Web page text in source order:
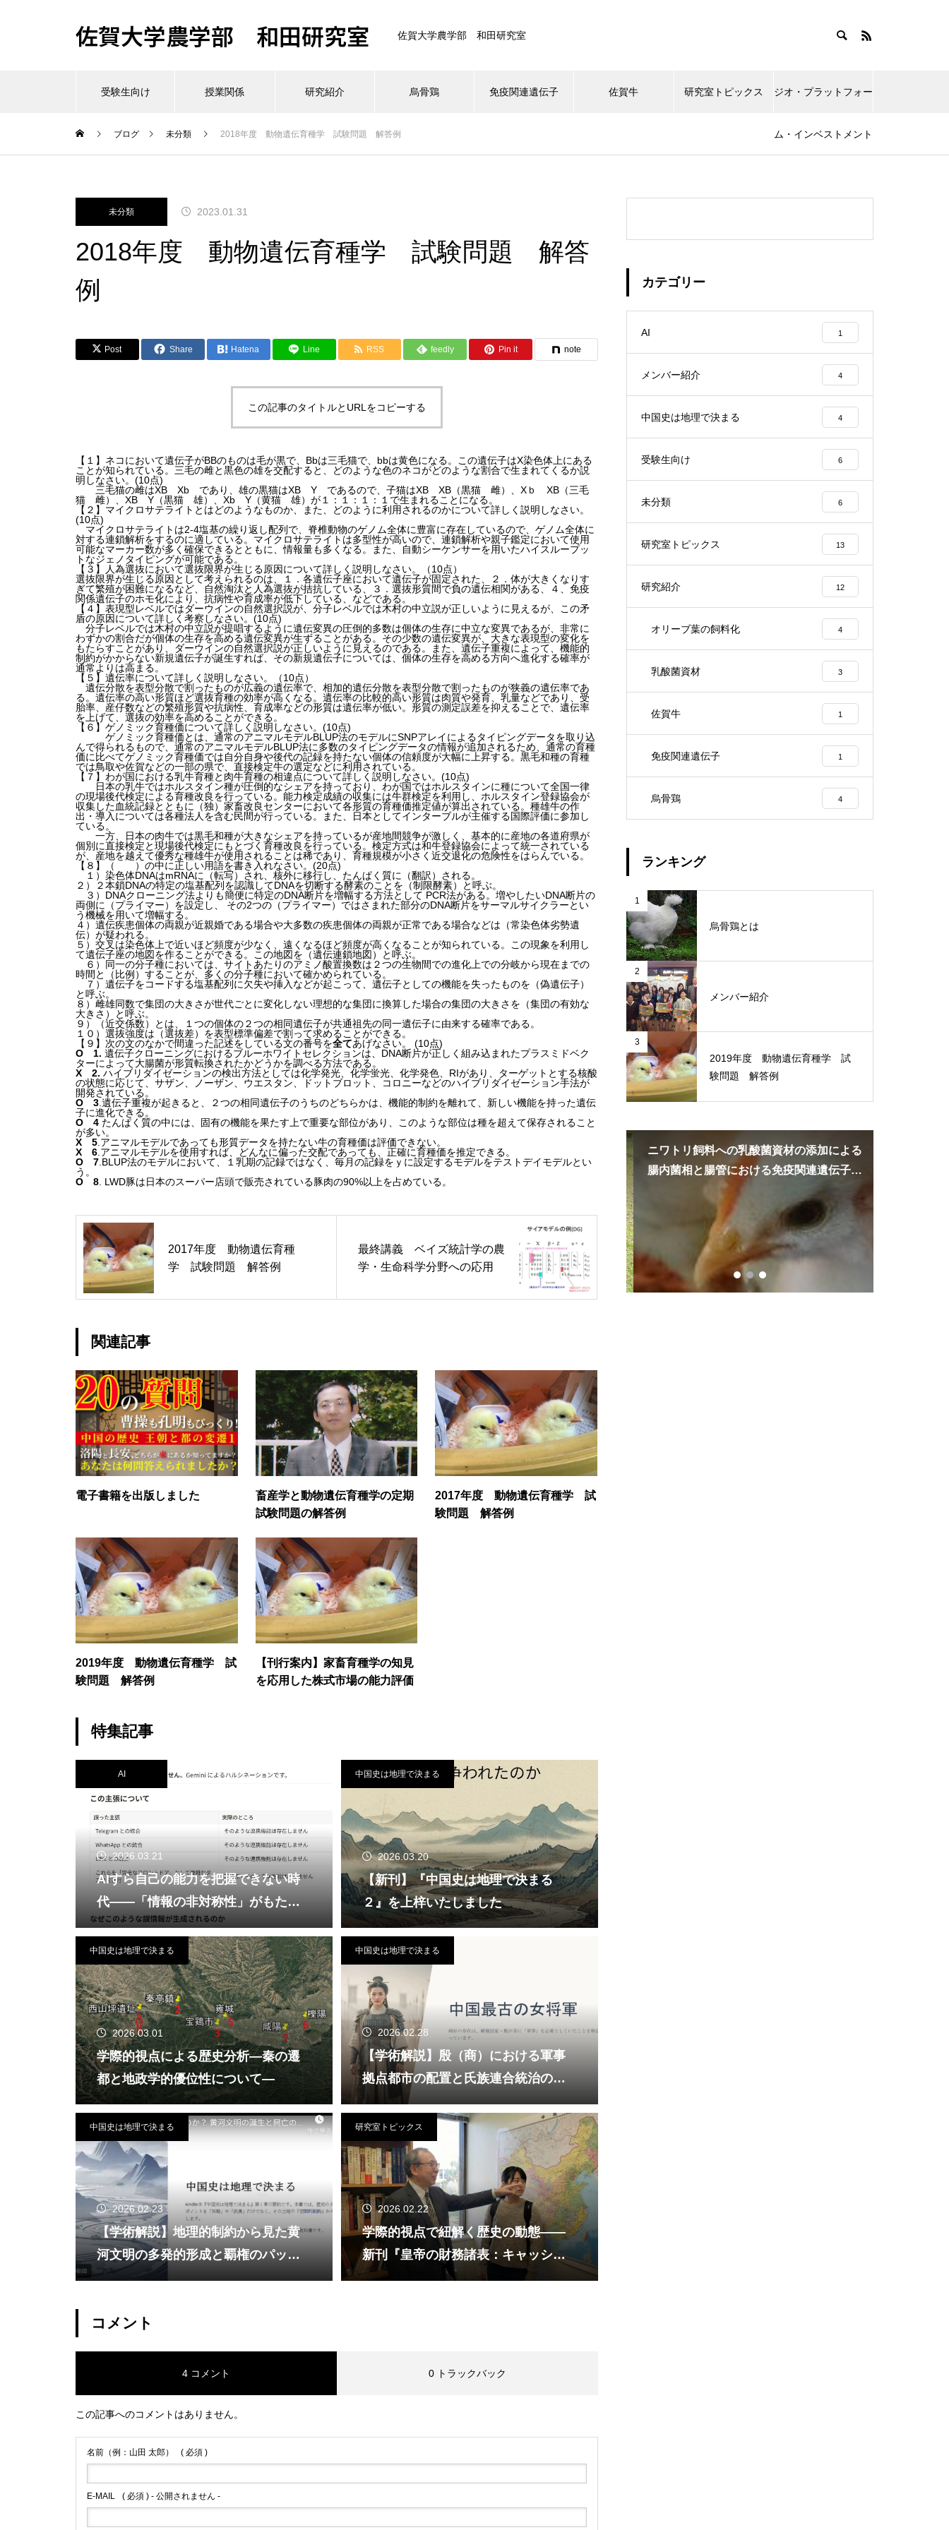
佐賀大学農学部 和田研究室 佐賀大学農学部 和田研究室
受験生向け 授業関係 研究紹介 烏骨鶏 免疫関連遺伝子 佐賀牛 研究室トピックス ジオ・プラットフォー
ム・インベストメント
ブログ 未分類 2018年度 動物遺伝育種学 試験問題 解答例
未分類 2023.01.31
2018年度 動物遺伝育種学 試験問題 解答
例
Post Share Hatena Line RSS feedly Pin it note
この記事のタイトルとURLをコピーする
【１】ネコにおいて遺伝子がBBのものは毛が黒で、Bbは三毛猫で、bbは黄色になる。この遺伝子はX染色体上にある
ことが知られている。三毛の雌と黒色の雄を交配すると、どのような色のネコがどのような割合で生まれてくるか説
明しなさい。(10点)
三毛猫の雌はXB Xb であり、雄の黒猫はXB Y であるので、子猫はXB XB（黒猫 雌）、Xｂ XB（三毛
猫 雌）、XB Y（黒猫 雄）、Xb Y（黄猫 雄）が１：１：１：１で生まれることになる。
【２】マイクロサテライトとはどのようなものか、また、どのように利用されるのかについて詳しく説明しなさい。
(10点)
マイクロサテライトは2-4塩基の繰り返し配列で、脊椎動物のゲノム全体に豊富に存在しているので、ゲノム全体に
対する連鎖解析をするのに適している。マイクロサテライトは多型性が高いので、連鎖解析や親子鑑定において使用
可能なマーカー数が多く確保できるとともに、情報量も多くなる。また、自動シーケンサーを用いたハイスループッ
トなジェノタイピングが可能である。
【３】人為選抜において選抜限界が生じる原因について詳しく説明しなさい。（10点）
選抜限界が生じる原因として考えられるのは、１．各遺伝子座において遺伝子が固定された、２．体が大きくなりす
ぎて繁殖が困難になるなど、自然淘汰と人為選抜が拮抗している、３．選抜形質間で負の遺伝相関がある、４、免疫
関係遺伝子のホモ化により、抗病性や育成率が低下している、などである。
【４】表現型レベルではダーウインの自然選択説が、分子レベルでは木村の中立説が正しいように見えるが、この矛
盾の原因について詳しく考察しなさい。(10点)
分子レベルでは木村の中立説が提唱するように遺伝変異の圧倒的多数は個体の生存に中立な変異であるが、非常に
わずかの割合だが個体の生存を高める遺伝変異が生ずることがある。その少数の遺伝変異が、大きな表現型の変化を
もたらすことがあり、ダーウインの自然選択説が正しいように見えるのである。また、遺伝子重複によって、機能的
制約がかからない新規遺伝子が誕生すれば、その新規遺伝子については、個体の生存を高める方向へ進化する確率が
通常よりは高まる。
【５】遺伝率について詳しく説明しなさい。（10点）
遺伝分散を表型分散で割ったものが広義の遺伝率で、相加的遺伝分散を表型分散で割ったものが狭義の遺伝率であ
る。遺伝率の高い形質ほど選抜育種の効率が高くなる。遺伝率の比較的高い形質は肉質や発育、乳量などであり、受
胎率、産仔数などの繁殖形質や抗病性、育成率などの形質は遺伝率が低い。形質の測定誤差を抑えることで、遺伝率
を上げて、選抜の効率を高めることができる。
【６】ゲノミック育種価について詳しく説明しなさい。(10点)
ゲノミック育種価とは、通常のアニマルモデルBLUP法のモデルにSNPアレイによるタイピングデータを取り込
んで得られるもので、通常のアニマルモデルBLUP法に多数のタイピングデータの情報が追加されるため、通常の育種
価に比べてゲノミック育種価では自分自身や後代の記録を持たない個体の信頼度が大幅に上昇する。黒毛和種の育種
では鳥取や佐賀などの一部の県で、直接検定牛の選定などに利用されている。
【７】わが国における乳牛育種と肉牛育種の相違点について詳しく説明しなさい。(10点)
日本の乳牛ではホルスタイン種が圧倒的なシェアを持っており、わが国ではホルスタインに種について全国一律
の現場後代検定による育種改良を行っている。能力検定成績の収集には牛群検定を利用し、ホルスタイン登録協会が
収集した血統記録とともに（独）家畜改良センターにおいて各形質の育種価推定値が算出されている。種雄牛の作
出・導入については各種法人を含む民間が行っている。また、日本としてインターブルが主催する国際評価に参加し
ている。
一方、日本の肉牛では黒毛和種が大きなシェアを持っているが産地間競争が激しく、基本的に産地の各道府県が
個別に直接検定と現場後代検定にもとづく育種改良を行っている。検定方式は和牛登録協会によって統一されている
が、産地を越えて優秀な種雄牛が使用されることは稀であり、育種規模が小さく近交退化の危険性をはらんでいる。
【８】（ ）の中に正しい用語を書き入れなさい。(20点)
１）染色体DNAはmRNAに（転写）され、核外に移行し、たんぱく質に（翻訳）される。
２）２本鎖DNAの特定の塩基配列を認識してDNAを切断する酵素のことを（制限酵素）と呼ぶ。
３）DNAクローニング法よりも簡便に特定のDNA断片を増幅する方法として PCR法がある。増やしたいDNA断片の
両側に（プライマー）を設定し、 その2つの（プライマー）ではさまれた部分のDNA断片をサーマルサイクラーとい
う機械を用いて増幅する。
４）遺伝疾患個体の両親が近親婚である場合や大多数の疾患個体の両親が正常である場合などは（常染色体劣勢遺
伝）が疑われる。
５）交叉は染色体上で近いほど頻度が少なく、遠くなるほど頻度が高くなることが知られている。この現象を利用し
て遺伝子座の地図を作ることができる。この地図を（遺伝連鎖地図）と呼ぶ。
６）同一の分子種においては、サイトあたりのアミノ酸置換数は２つの生物間での進化上での分岐から現在までの
時間と（比例）することが、多くの分子種において確かめられている。
７）遺伝子をコードする塩基配列に欠失や挿入などが起こって、遺伝子としての機能を失ったものを（偽遺伝子）
と呼ぶ。
８）雌雄同数で集団の大きさが世代ごとに変化しない理想的な集団に換算した場合の集団の大きさを（集団の有効な
大きさ）と呼ぶ。
９）（近交係数）とは、１つの個体の２つの相同遺伝子が共通祖先の同一遺伝子に由来する確率である。
１０）選抜強度は（選抜差）を表型標準偏差で割って求めることができる。
【９】次の文のなかで間違った記述をしている文の番号を全てあげなさい。 (10点)
O 1. 遺伝子クローニングにおけるブルーホワイトセレクションは、DNA断片が正しく組み込まれたプラスミドベク
ターによって大腸菌が形質転換されたかどうかを調べる方法である。
X 2. ハイブリダイゼーションの検出方法としては化学発光、化学蛍光、化学発色、RIがあり、ターゲットとする核酸
の状態に応じて、サザン、ノーザン、ウエスタン、ドットブロット、コロニーなどのハイブリダイゼーション手法が
開発されている。
O 3 .遺伝子重複が起きると、２つの相同遺伝子のうちのどちらかは、機能的制約を離れて、新しい機能を持った遺伝
子に進化できる。
O 4 たんぱく質の中には、固有の機能を果たす上で重要な部位があり、このような部位は種を超えて保存されること
が多い。
X 5 .アニマルモデルであっても形質データを持たない牛の育種価は評価できない。
X 6 .アニマルモデルを使用すれば、どんなに偏った交配であっても、正確に育種価を推定できる。
O 7 .BLUP法のモデルにおいて、１乳期の記録ではなく、毎月の記録をｙに設定するモデルをテストデイモデルとい
う。
O
8 . LWD豚は日本のスーパー店頭で販売されている豚肉の90%以上を占めている。
2017年度 動物遺伝育種
学 試験問題 解答例
最終講義 ベイズ統計学の農
学・生命科学分野への応用
関連記事
電子書籍を出版しました
畜産学と動物遺伝育種学の定期
試験問題の解答例
2017年度 動物遺伝育種学 試
験問題 解答例
2019年度 動物遺伝育種学 試
験問題 解答例
【刊行案内】家畜育種学の知見
を応用した株式市場の能力評価
特集記事
AI
2026.03.21
AIすら自己の能力を把握できない時
代――「情報の非対称性」がもたら
す逆ハルシネーション現象
中国史は地理で決まる
2026.03.20
【新刊】『中国史は地理で決まる
２』を上梓いたしました
中国史は地理で決まる
2026.03.01
学際的視点による歴史分析―秦の遷
都と地政学的優位性について―
中国史は地理で決まる
2026.02.28
【学術解説】殷（商）における軍事
拠点都市の配置と氏族連合統治の構
造分析
中国史は地理で決まる
2026.02.23
【学術解説】地理的制約から見た黄
河文明の多発的形成と覇権のパッケ
ージ
研究室トピックス
2026.02.22
学際的視点で紐解く歴史の動態――
新刊『皇帝の財務諸表：キャッシュ
フローで読み解く歴史の興亡』のご
コメント
4 コメント 0 トラックバック
この記事へのコメントはありません。
名前（例：山田 太郎） ( 必須 )
E-MAIL ( 必須 ) - 公開されません -
カテゴリー
AI 1
メンバー紹介 4
中国史は地理で決まる 4
受験生向け 6
未分類 6
研究室トピックス 13
研究紹介 12
オリーブ葉の飼料化 4
乳酸菌資材 3
佐賀牛 1
免疫関連遺伝子 1
烏骨鶏 4
ランキング
1
烏骨鶏とは
2
メンバー紹介
3
2019年度 動物遺伝育種学 試
験問題 解答例
乾燥オリーブ葉を添加した採卵鶏飼料の検
討
佐賀牛とは
ニワトリ飼料への乳酸菌資材の添加による
腸内菌相と腸管における免疫関連遺伝子の
変化についての研究